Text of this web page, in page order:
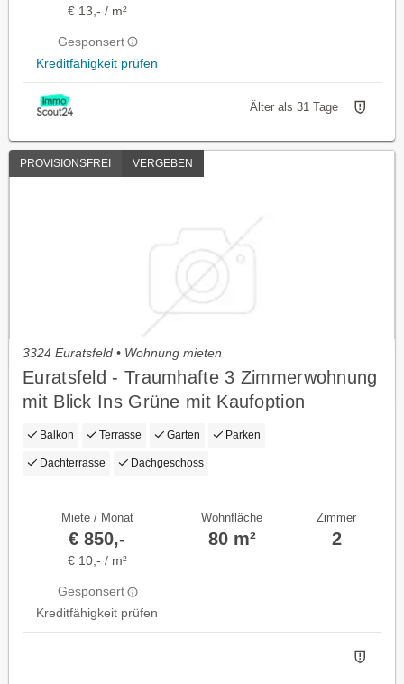
€ 13,- / m²
Gesponsert
Kreditfähigkeit prüfen
Älter als 31 Tage
PROVISIONSFREI VERGEBEN
3324 Euratsfeld • Wohnung mieten
Euratsfeld - Traumhafte 3 Zimmerwohnung
mit Blick Ins Grüne mit Kaufoption
Balkon Terrasse Garten Parken
Dachterrasse Dachgeschoss
Miete / Monat
€ 850,-
€ 10,- / m²
Gesponsert
Kreditfähigkeit prüfen
Wohnfläche
80 m²
Zimmer
2